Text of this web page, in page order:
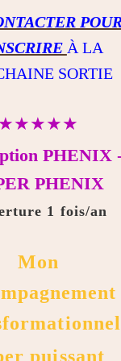
À LA
SORTIE
PHENIX
PHENIX
1 fois/an
Mon
puissant